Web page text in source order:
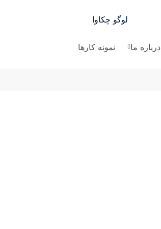
درباره ما نمونه کارها